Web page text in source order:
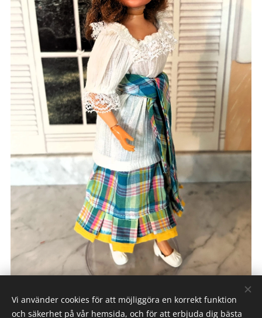
Vi använder cookies för att möjliggöra en korrekt funktion
och säkerhet på vår hemsida, och för att erbjuda dig bästa